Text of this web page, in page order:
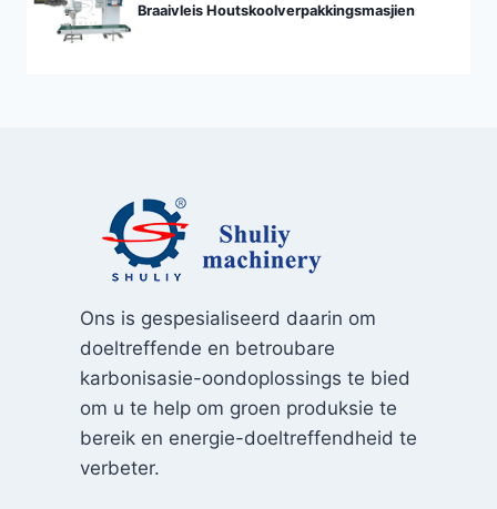
Braaivleis Houtskoolverpakkingsmasjien
Ons is gespesialiseerd daarin om
doeltreffende en betroubare
karbonisasie-oondoplossings te bied
om u te help om groen produksie te
bereik en energie-doeltreffendheid te
verbeter.